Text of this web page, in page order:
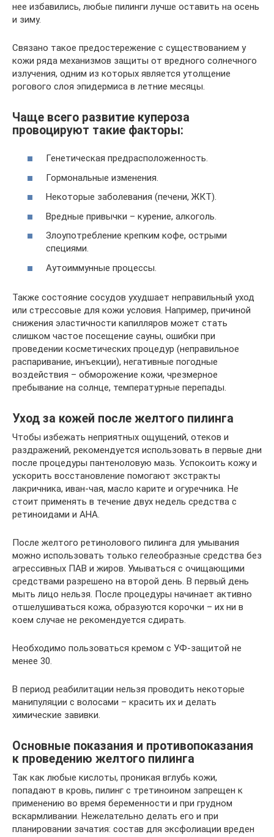
нее избавились, любые пилинги лучше оставить на осень
и зиму.
Связано такое предостережение с существованием у
кожи ряда механизмов защиты от вредного солнечного
излучения, одним из которых является утолщение
рогового слоя эпидермиса в летние месяцы.
Чаще всего развитие купероза
провоцируют такие факторы:
Генетическая предрасположенность.
Гормональные изменения.
Некоторые заболевания (печени, ЖКТ).
Вредные привычки – курение, алкоголь.
Злоупотребление крепким кофе, острыми
специями.
Аутоиммунные процессы.
Также состояние сосудов ухудшает неправильный уход
или стрессовые для кожи условия. Например, причиной
снижения эластичности капилляров может стать
слишком частое посещение сауны, ошибки при
проведении косметических процедур (неправильное
распаривание, инъекции), негативные погодные
воздействия – обморожение кожи, чрезмерное
пребывание на солнце, температурные перепады.
Уход за кожей после желтого пилинга
Чтобы избежать неприятных ощущений, отеков и
раздражений, рекомендуется использовать в первые дни
после процедуры пантеноловую мазь. Успокоить кожу и
ускорить восстановление помогают экстракты
лакричника, иван-чая, масло карите и огуречника. Не
стоит применять в течение двух недель средства с
ретиноидами и АНА.
После желтого ретинолового пилинга для умывания
можно использовать только гелеобразные средства без
агрессивных ПАВ и жиров. Умываться с очищающими
средствами разрешено на второй день. В первый день
мыть лицо нельзя. После процедуры начинает активно
отшелушиваться кожа, образуются корочки – их ни в
коем случае не рекомендуется сдирать.
Необходимо пользоваться кремом с УФ-защитой не
менее 30.
В период реабилитации нельзя проводить некоторые
манипуляции с волосами – красить их и делать
химические завивки.
Основные показания и противопоказания
к проведению желтого пилинга
Так как любые кислоты, проникая вглубь кожи,
попадают в кровь, пилинг с третиноином запрещен к
применению во время беременности и при грудном
вскармливании. Нежелательно делать его и при
планировании зачатия: состав для эксфолиации вреден